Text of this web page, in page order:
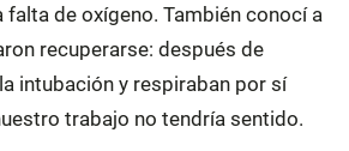
de oxígeno. También conocí a
recuperarse: después de
intubación y respiraban por sí
trabajo no tendría sentido.